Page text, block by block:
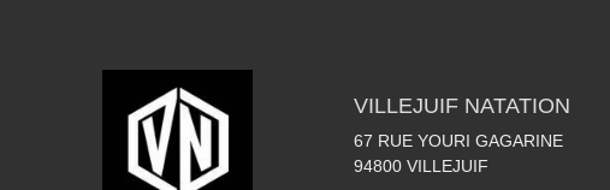
VILLEJUIF NATATION
67 RUE YOURI GAGARINE
94800 VILLEJUIF